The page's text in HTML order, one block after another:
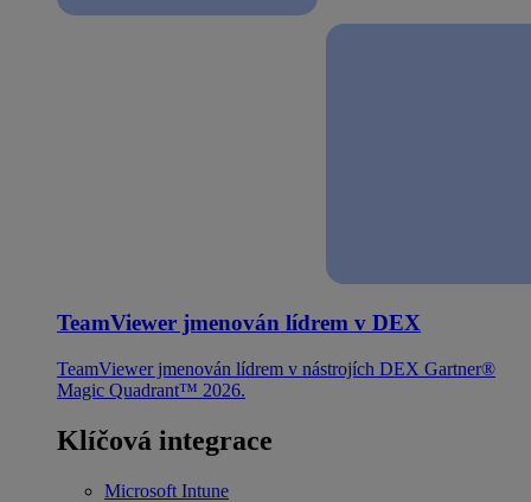
TeamViewer jmenován lídrem v DEX
TeamViewer jmenován lídrem v nástrojích DEX Gartner®
Magic Quadrant™ 2026.
Klíčová integrace
Microsoft Intune